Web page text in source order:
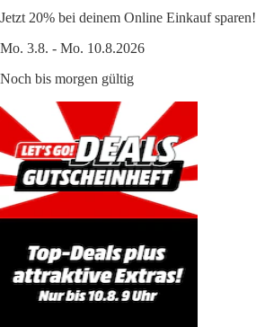
Jetzt 20% bei deinem Online Einkauf sparen!
Mo. 3.8. - Mo. 10.8.2026
Noch bis morgen gültig